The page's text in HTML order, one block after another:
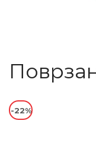
-22%